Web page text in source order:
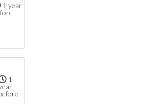
1 year
1